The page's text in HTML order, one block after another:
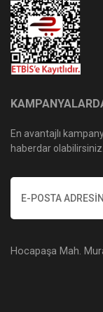
En avantajlı
haberdar olabilirsiniz.
Hocapaşa Mah.